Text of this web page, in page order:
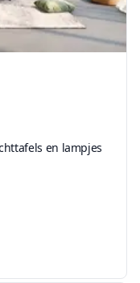
en lampjes